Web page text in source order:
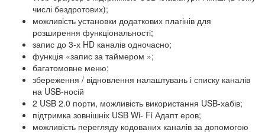
числі бездротових);
можливість установки додаткових плагінів для
розширення функціональності;
запис до 3-х HD каналів одночасно;
функція «запис за таймером »;
багатомовне меню;
збереження / відновлення налаштувань і списку каналів
на USB-носій
2 USB 2.0 порти, можливість використання USB-хабів;
підтримка зовнішніх USB Wi- Fi Адапт еров;
можливість перегляду кодованих каналів за допомогою